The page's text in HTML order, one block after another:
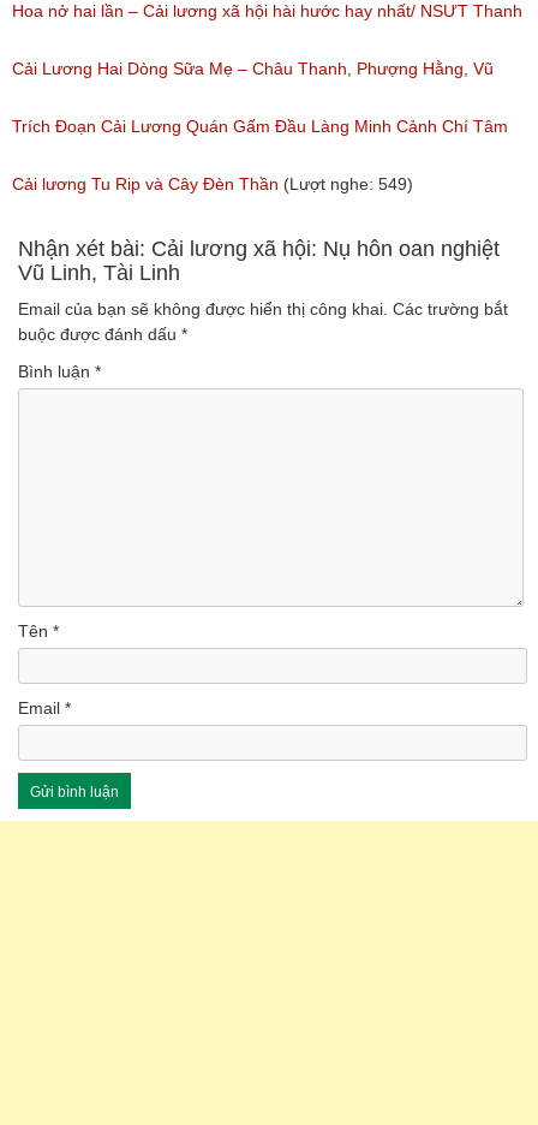
nghe: 383)
Hoa nở hai lần – Cải lương xã hội hài hước hay nhất/ NSƯT Thanh
Ngân, NSƯT Vũ Linh
(Lượt nghe: 191)
Cải Lương Hai Dòng Sữa Mẹ – Châu Thanh, Phượng Hằng, Vũ
Minh Vương, Linh Vương, Phương Hồng Thủy
(Lượt nghe: 609)
Trích Đoạn Cải Lương Quán Gấm Đầu Làng Minh Cảnh Chí Tâm
(Lượt nghe: 285)
Cải lương Tu Rip và Cây Đèn Thần (Lượt nghe: 549)
Nhận xét bài: Cải lương xã hội: Nụ hôn oan nghiệt
Vũ Linh, Tài Linh
Email của bạn sẽ không được hiển thị công khai. Các trường bắt
buộc được đánh dấu *
Bình luận *
Tên *
Email *